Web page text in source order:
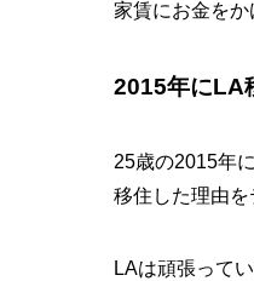
家賃にお金をか
2015年にLA
25歳の2015年
移住した理由を
LAは頑張って